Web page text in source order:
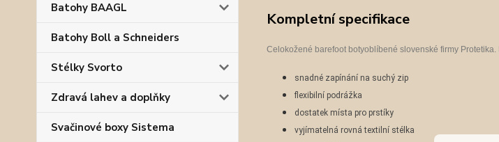
Batohy BAAGL
Batohy Boll a Schneiders
Stélky Svorto
Zdravá lahev a doplňky
Svačinové boxy Sistema
Kompletní specifikace
Celokožené barefootbotyoblíbené slovenské firmy Protetika.
snadné zapínání na suchý zip
flexibilní podrážka
dostatek místa pro prstíky
vyjímatelná rovná textilní stélka